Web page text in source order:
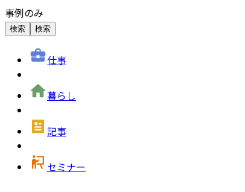
事例のみ
検索 検索
仕事
暮らし
記事
セミナー